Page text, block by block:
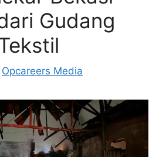
Gudang
Opcareers Media